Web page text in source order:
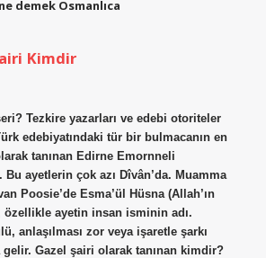
demek Osmanlıca
Kimdir
Tezkire yazarları ve edebi otoriteler
edebiyatındaki tür bir bulmacanın en
tanınan Edirne Emornneli
Bu ayetlerin çok azı Dîvân’da. Muamma
Poosie’de Esma’ül Hüsna (Allah’ın
özellikle ayetin insan isminin adı.
anlaşılması zor veya işaretle şarkı
gelir. Gazel şairi olarak tanınan kimdir?